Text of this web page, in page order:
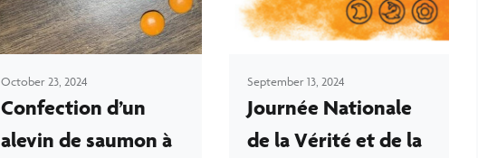
October 23, 2024
Confection d’un
alevin de saumon à
September 13, 2024
Journée Nationale
de la Vérité et de la